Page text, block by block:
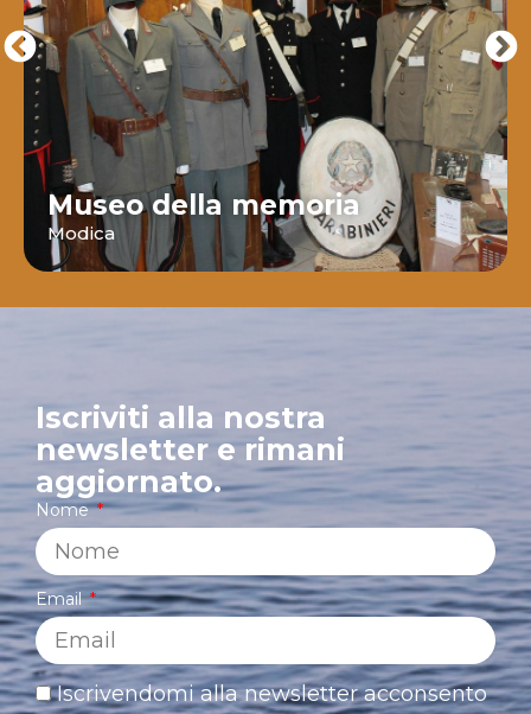
Museo della memoria
Modica
Iscriviti alla nostra
newsletter e rimani
aggiornato.
Nome
Email
Iscrivendomi alla newsletter acconsento